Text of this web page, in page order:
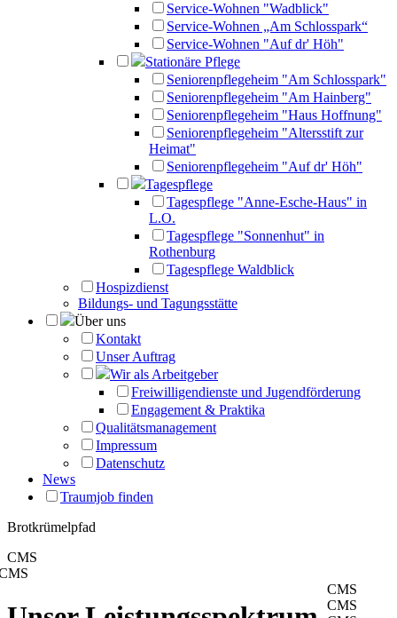
Service-Wohnen "Wadblick"
Service-Wohnen „Am Schlosspark“
Service-Wohnen "Auf dr' Höh"
Stationäre Pflege
Seniorenpflegeheim "Am Schlosspark"
Seniorenpflegeheim "Am Hainberg"
Seniorenpflegeheim "Haus Hoffnung"
Seniorenpflegeheim "Altersstift zur
Heimat"
Seniorenpflegeheim "Auf dr' Höh"
Tagespflege
Tagespflege "Anne-Esche-Haus" in
L.O.
Tagespflege "Sonnenhut" in
Rothenburg
Tagespflege Waldblick
Hospizdienst
Bildungs- und Tagungsstätte
Über uns
Kontakt
Unser Auftrag
Wir als Arbeitgeber
Freiwilligendienste und Jugendförderung
Engagement & Praktika
Qualitätsmanagement
Impressum
Datenschutz
News
Traumjob finden
Brotkrümelpfad
CMS
CMS
CMS